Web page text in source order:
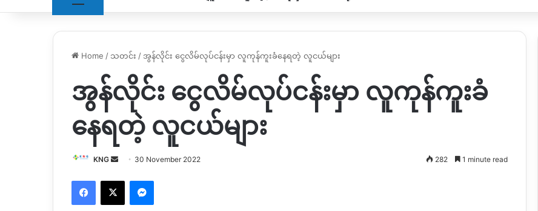
Home / သတင်း / အွန်လိုင်း ငွေလိမ်လုပ်ငန်းမှာ လူကုန်ကူးခံနေရတဲ့ လူငယ်များ
အွန်လိုင်း ငွေလိမ်လုပ်ငန်းမှာ လူကုန်ကူးခံ
နေရတဲ့ လူငယ်များ
KNG
Send 30 November 2022 282 1 minute read
Facebook
X Messenger